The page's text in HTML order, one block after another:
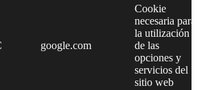
google.com
Cookie
necesaria para
la utilización
de las
opciones y
servicios del
sitio web